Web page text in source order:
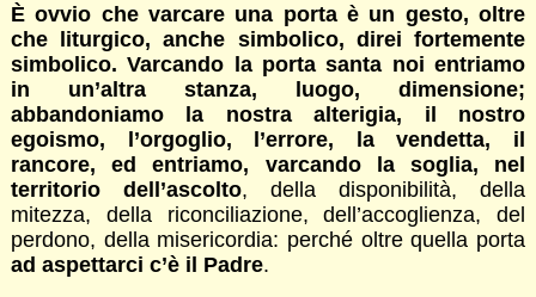
È ovvio che varcare una porta è un gesto, oltre
che liturgico, anche simbolico, direi fortemente
simbolico. Varcando la porta santa noi entriamo
in un’altra stanza, luogo, dimensione;
abbandoniamo la nostra alterigia, il nostro
egoismo, l’orgoglio, l’errore, la vendetta, il
rancore, ed entriamo, varcando la soglia, nel
territorio dell’ascolto, della disponibilità, della
mitezza, della riconciliazione, dell’accoglienza, del
perdono, della misericordia: perché oltre quella porta
ad aspettarci c’è il Padre.